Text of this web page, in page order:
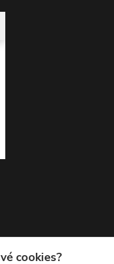
cookies?